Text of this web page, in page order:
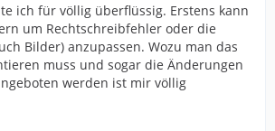
ich für völlig überflüssig. Erstens kann
um Rechtschreibfehler oder die
Bilder) anzupassen. Wozu man das
muss und sogar die Änderungen
werden ist mir völlig